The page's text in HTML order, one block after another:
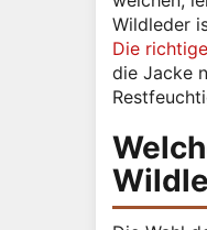
Wildleder
Die
die Jacke